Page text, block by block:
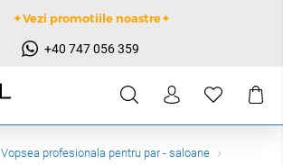
✦Vezi promotiile noastre✦
+40 747 056 359
Vopsea profesionala pentru par - saloane